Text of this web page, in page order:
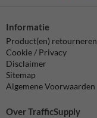
Informatie
Product(en) retourneren
Cookie / Privacy
Disclaimer
Sitemap
Algemene Voorwaarden
Over TrafficSupply